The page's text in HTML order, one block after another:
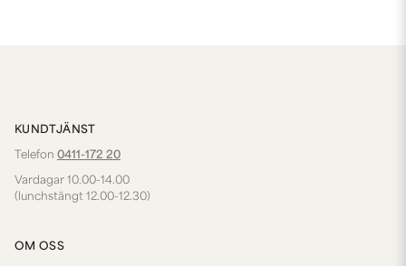
KUNDTJÄNST
Telefon 0411-172 20
Vardagar 10.00-14.00
(lunchstängt 12.00-12.30)
OM OSS